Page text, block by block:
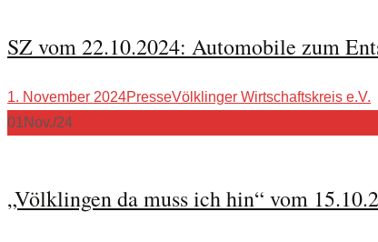
SZ vom 22.10.2024: Automobile zum
1. November 2024PresseVölklinger Wirtschaftskreis e.V.
01Nov./24
„Völklingen da muss ich hin“ vom